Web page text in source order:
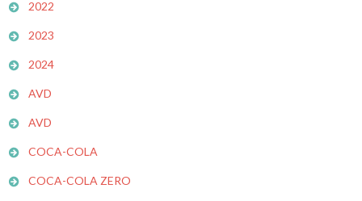
2022
2023
2024
AVD
AVD
COCA-COLA
COCA-COLA ZERO